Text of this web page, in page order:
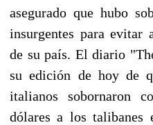
asegurado que hubo
insurgentes para evitar
de su país. El diario
su edición de hoy de
italianos sobornaron
dólares a los talibanes